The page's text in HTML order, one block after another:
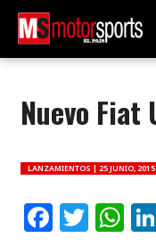
Nuevo Fiat
LANZAMIENTOS | 25 JUNIO, 2015